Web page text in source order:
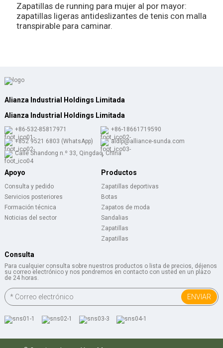
Zapatillas de running para mujer al por mayor:
zapatillas ligeras antideslizantes de tenis con malla
transpirable para caminar.
Alianza Industrial Holdings Limitada
Alianza Industrial Holdings Limitada
+86-532-85817971
+86-18661719590
+852 9521 6803 (WhatsApp)
aldlp@alliance-sunda.com
Calle Shandong n.º 33, Qingdao, China
Apoyo
Consulta y pedido
Servicios posteriores
Formación técnica
Noticias del sector
Productos
Zapatillas deportivas
Botas
Zapatos de moda
Sandalias
Zapatillas
Zapatillas
Consulta
Para cualquier consulta sobre nuestros productos o lista de precios, déjenos
su correo electrónico y nos pondremos en contacto con usted en un plazo
de 24 horas.
ENVIAR